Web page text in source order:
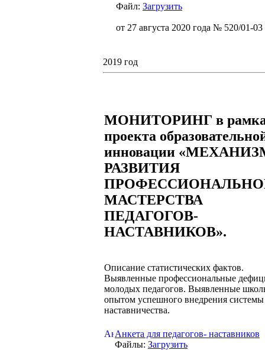
Файл: Загрузить
от 27 августа 2020 года № 520/01-03
2019 год
МОНИТОРИНГ в
проекта
инновации
РАЗВИТИЯ
МАСТЕРСТВА
ПЕДАГОГОВ-
НАСТАВНИКОВ».
Описание статистических фактов.
Выявленные профессиональные
молодых педагогов. Выявленные
опытом успешного внедрения системы
наставничества.
Анкета для педагогов- наставников
Файлы: Загрузить